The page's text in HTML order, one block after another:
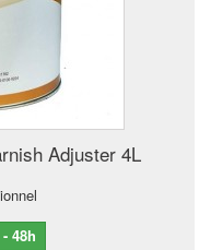
Adjuster 4L
48h